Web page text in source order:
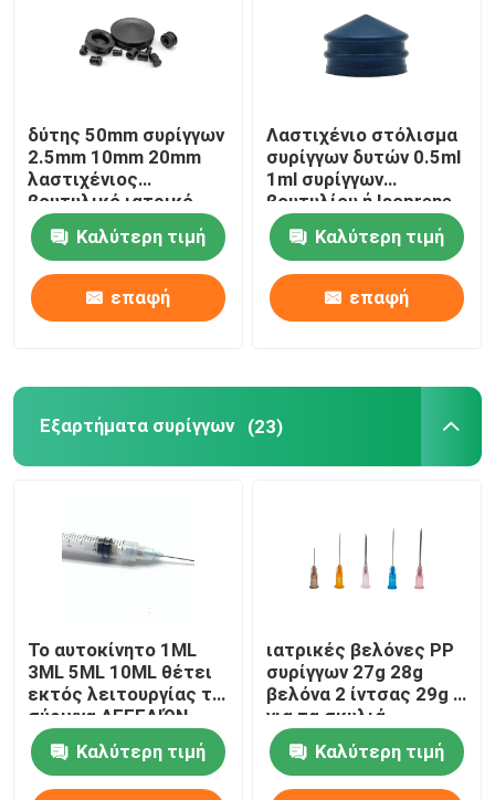
Ιατρικό λάστιχο σιλικόνης
Ιατρικό λαστιχένιο πώμα
Λαστιχένιος δύτης συρίγγων
Εξαρτήματα συρίγγων
Αλογονημένο βουτυλικό λάστιχο
Ιατρικός σωλήνας σιλικόνης
Σωλήνας αποξηράνσεων
Ουρικά εξαρτήματα καθετήρων
δύτης 50mm συρίγγων
2.5mm 10mm 20mm
λαστιχένιος
βουτυλικό ιατρικό
στόλισμα πωμάτων
Καλύτερη τιμή
επαφή
Λαστιχένιο στόλισμα
συρίγγων δυτών 0.5ml
1ml συρίγγων
βουτυλίου ή Isoprene
Καλύτερη τιμή
επαφή
Εξαρτήματα συρίγγων (23)
Το αυτοκίνητο 1ML
3ML 5ML 10ML θέτει
εκτός λειτουργίας τη
σύριγγα ΑΓΓΕΛΙΏΝ
συρίγγων με τη
βελόναΚαλύτερη τιμή
ιατρικές βελόνες PP
συρίγγων 27g 28g
βελόνα 2 ίντσας 29g 1
για τα σκυλιά
Καλύτερη τιμή